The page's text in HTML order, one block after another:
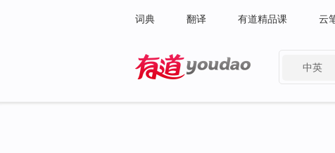
词典 翻译 有道精品课 云
中英